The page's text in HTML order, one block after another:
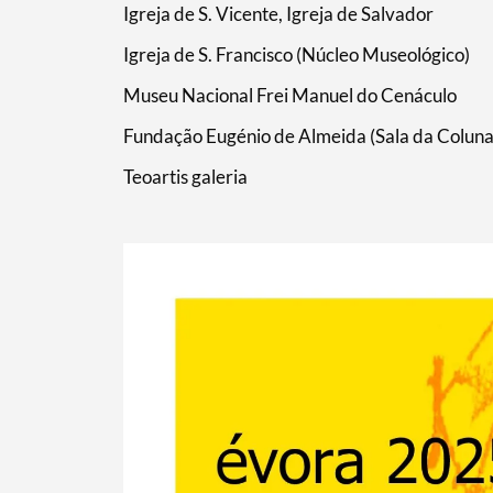
Termo de Pesquisa
Igreja de S. Vicente, Igreja de Salvador
Igreja de S. Francisco (Núcleo Museológico)
Museu Nacional Frei Manuel do Cenáculo
Fundação Eugénio de Almeida (Sala da
Teoartis galeria